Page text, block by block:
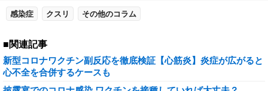
感染症 クスリ その他のコラム
■関連記事
新型コロナワクチン副反応を徹底検証【心筋炎】炎症が広がると
心不全を合併するケースも